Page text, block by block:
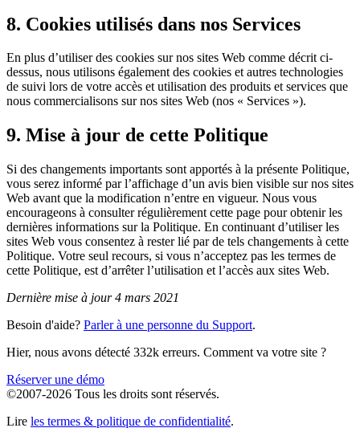
8. Cookies utilisés dans nos Services
En plus d’utiliser des cookies sur nos sites Web comme décrit ci-
dessus, nous utilisons également des cookies et autres technologies
de suivi lors de votre accès et utilisation des produits et services que
nous commercialisons sur nos sites Web (nos « Services »).
9. Mise à jour de cette Politique
Si des changements importants sont apportés à la présente Politique,
vous serez informé par l’affichage d’un avis bien visible sur nos sites
Web avant que la modification n’entre en vigueur. Nous vous
encourageons à consulter régulièrement cette page pour obtenir les
dernières informations sur la Politique. En continuant d’utiliser les
sites Web vous consentez à rester lié par de tels changements à cette
Politique. Votre seul recours, si vous n’acceptez pas les termes de
cette Politique, est d’arrêter l’utilisation et l’accès aux sites Web.
Dernière mise à jour 4 mars 2021
Besoin d'aide? Parler à une personne du Support.
Hier, nous avons détecté 332k erreurs. Comment va votre site ?
Réserver une démo
©2007-2026 Tous les droits sont réservés.
Lire les termes & politique de confidentialité.